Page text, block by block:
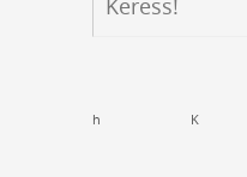
h K